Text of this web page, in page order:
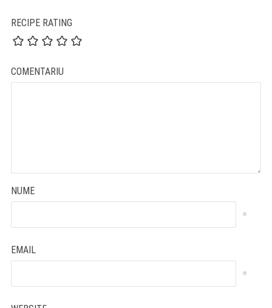
RECIPE RATING
COMENTARIU
NUME
*
EMAIL
*